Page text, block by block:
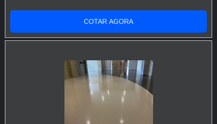
61340. Resistência mecânica: tráfego de pessoas,
carrinhos e empilhadeiras leves. Acabamento: liso e
pessoas, equipamentos ou superfícies, evitando riscos
de faíscas, danos a componentes eletrônicos e acidentes
em áreas sensíveis. Dissipação controlada da
eletricidade estática. Segurança operacional em
ambientes críticos. Proteção de equipamentos
COTAR AGORA